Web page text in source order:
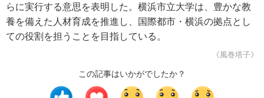
らに実行する意思を表明した。横浜市立大学は、豊かな教
養を備えた人材育成を推進し、国際都市・横浜の拠点とし
ての役割を担うことを目指している。
《風巻塔子》
この記事はいかがでしたか？